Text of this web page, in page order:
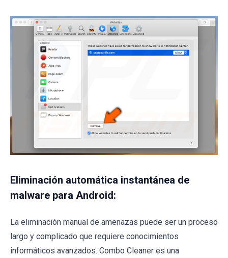
Eliminación automática instantánea de
malware para Android:
La eliminación manual de amenazas puede ser un proceso
largo y complicado que requiere conocimientos
informáticos avanzados. Combo Cleaner es una